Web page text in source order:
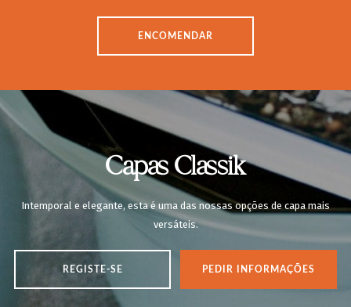
ENCOMENDAR
Capas Classik
Intemporal e elegante, esta é uma das nossas opções de capa mais
versáteis.
REGISTE-SE PEDIR INFORMAÇÕES